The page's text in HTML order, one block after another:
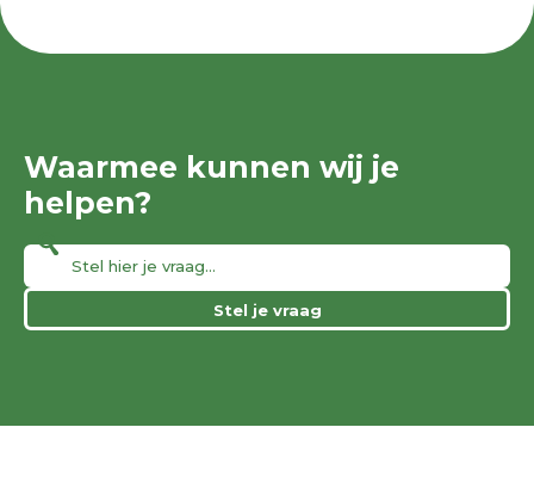
Waarmee kunnen wij je
helpen?
Stel je vraag